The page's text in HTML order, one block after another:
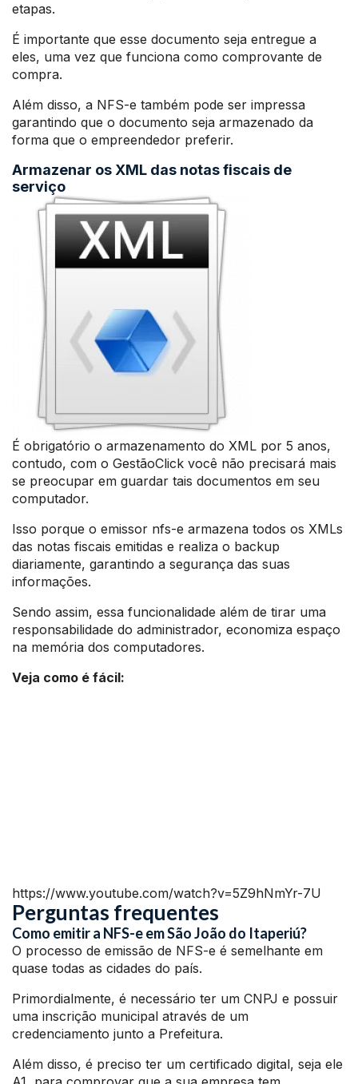
etapas.
É importante que esse documento seja entregue a
eles, uma vez que funciona como comprovante de
compra.
Além disso, a NFS-e também pode ser impressa
garantindo que o documento seja armazenado da
forma que o empreendedor preferir.
Armazenar os XML das notas fiscais de
serviço
É obrigatório o armazenamento do XML por 5 anos,
contudo, com o GestãoClick você não precisará mais
se preocupar em guardar tais documentos em seu
computador.
Isso porque o emissor nfs-e armazena todos os XMLs
das notas fiscais emitidas e realiza o backup
diariamente, garantindo a segurança das suas
informações.
Sendo assim, essa funcionalidade além de tirar uma
responsabilidade do administrador, economiza espaço
na memória dos computadores.
Veja como é fácil:
https://www.youtube.com/watch?v=5Z9hNmYr-7U
Perguntas frequentes
Como emitir a NFS-e em São João do Itaperiú?
O processo de emissão de NFS-e é semelhante em
quase todas as cidades do país.
Primordialmente, é necessário ter um CNPJ e possuir
uma inscrição municipal através de um
credenciamento junto a Prefeitura.
Além disso, é preciso ter um certificado digital, seja ele